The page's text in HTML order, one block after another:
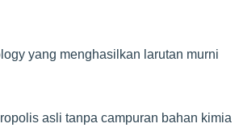
yang menghasilkan larutan murni
asli tanpa campuran bahan kimia